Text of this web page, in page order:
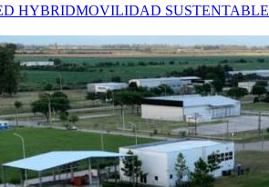
HYBRIDMOVILIDAD SUSTENTABLE